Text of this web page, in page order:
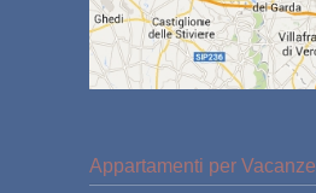
Appartamenti per Vacanze